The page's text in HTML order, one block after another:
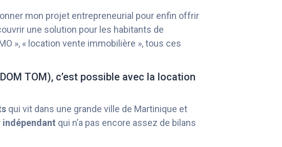
mon projet entrepreneurial pour enfin offrir
une solution pour les habitants de
», « location vente immobilière », tous ces
TOM), c’est possible avec la location
qui vit dans une grande ville de Martinique et
qui n’a pas encore assez de bilans